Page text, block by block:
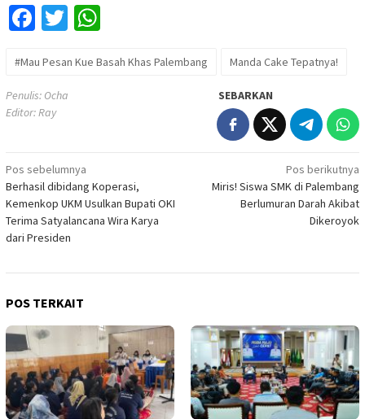
Facebook
Twitter
#Mau Pesan Kue Basah Khas Palembang Manda Cake Tepatnya!
Penulis: Ocha
Editor: Ray
SEBARKAN
Navigasi
pos
Pos sebelumnya
Berhasil dibidang Koperasi,
Kemenkop UKM Usulkan Bupati OKI
Terima Satyalancana Wira Karya
dari Presiden
Pos berikutnya
Miris! Siswa SMK di Palembang
Berlumuran Darah Akibat
Dikeroyok
POS TERKAIT